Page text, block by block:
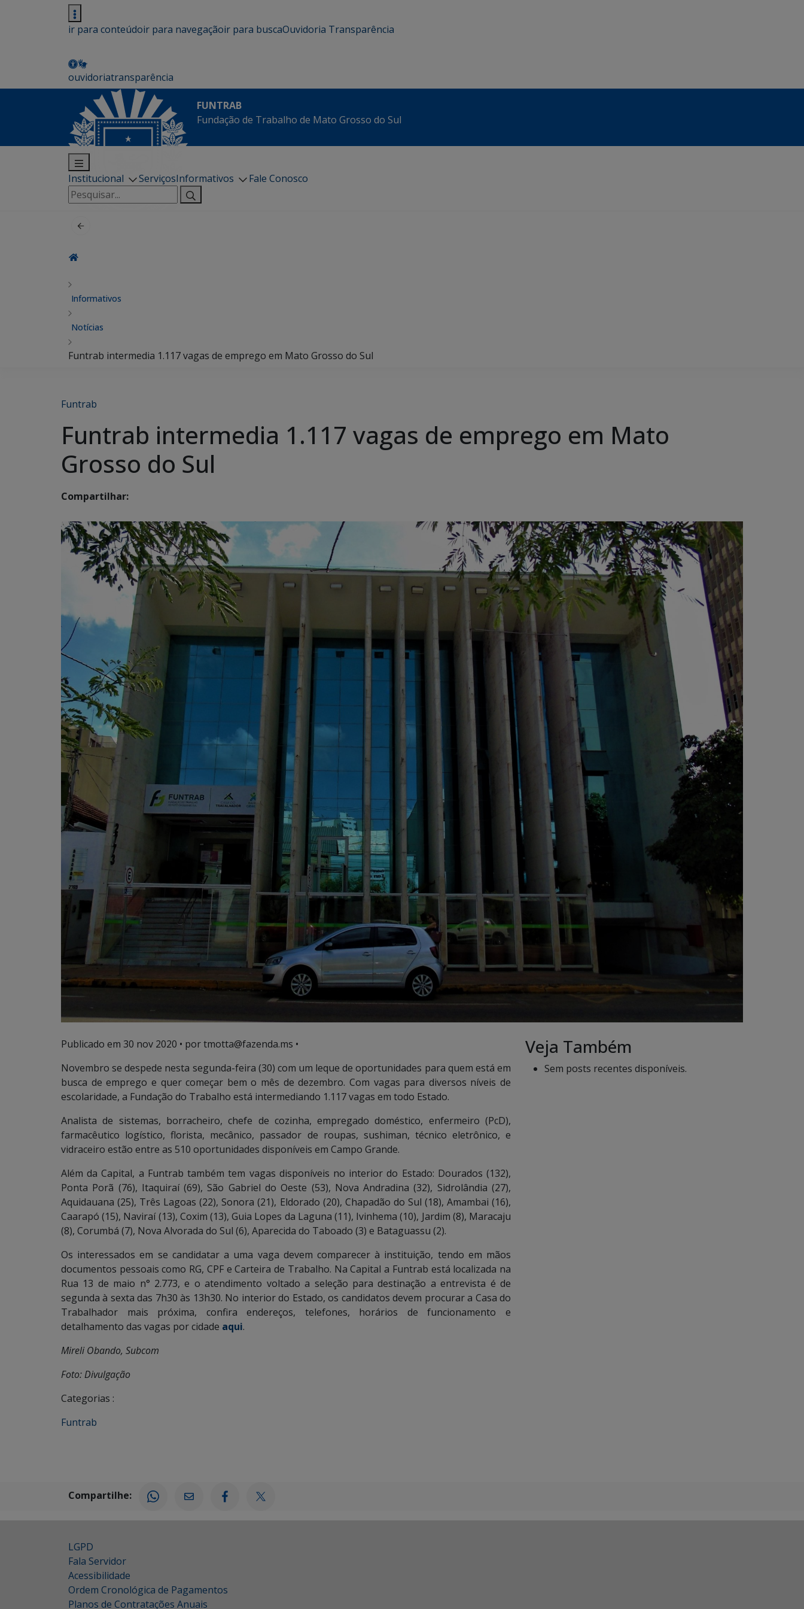
ir para conteúdoir para navegaçãoir para buscaOuvidoria Transparência
ouvidoriatransparência
FUNTRAB
Fundação de Trabalho de Mato Grosso do Sul
Institucional ServiçosInformativos
Fale Conosco
Pesquisar
por:
Informativos
Notícias
Funtrab intermedia 1.117 vagas de emprego em Mato Grosso do Sul
Funtrab
Funtrab intermedia 1.117 vagas de emprego em Mato
Grosso do Sul
Compartilhar:
Publicado em 30 nov 2020 • por tmotta@fazenda.ms •
Novembro se despede nesta segunda-feira (30) com um leque de oportunidades para quem está em
busca de emprego e quer começar bem o mês de dezembro. Com vagas para diversos níveis de
escolaridade, a Fundação do Trabalho está intermediando 1.117 vagas em todo Estado.
Analista de sistemas, borracheiro, chefe de cozinha, empregado doméstico, enfermeiro (PcD),
farmacêutico logístico, florista, mecânico, passador de roupas, sushiman, técnico eletrônico, e
vidraceiro estão entre as 510 oportunidades disponíveis em Campo Grande.
Além da Capital, a Funtrab também tem vagas disponíveis no interior do Estado: Dourados (132),
Ponta Porã (76), Itaquiraí (69), São Gabriel do Oeste (53), Nova Andradina (32), Sidrolândia (27),
Aquidauana (25), Três Lagoas (22), Sonora (21), Eldorado (20), Chapadão do Sul (18), Amambai (16),
Caarapó (15), Naviraí (13), Coxim (13), Guia Lopes da Laguna (11), Ivinhema (10), Jardim (8), Maracaju
(8), Corumbá (7), Nova Alvorada do Sul (6), Aparecida do Taboado (3) e Bataguassu (2).
Os interessados em se candidatar a uma vaga devem comparecer à instituição, tendo em mãos
documentos pessoais como RG, CPF e Carteira de Trabalho. Na Capital a Funtrab está localizada na
Rua 13 de maio n° 2.773, e o atendimento voltado a seleção para destinação a entrevista é de
segunda à sexta das 7h30 às 13h30. No interior do Estado, os candidatos devem procurar a Casa do
Trabalhador mais próxima, confira endereços, telefones, horários de funcionamento e
detalhamento das vagas por cidade aqui.
Mireli Obando, Subcom
Foto: Divulgação
Categorias :
Funtrab
Veja Também
Sem posts recentes disponíveis.
Compartilhe:
LGPD
Fala Servidor
Acessibilidade
Ordem Cronológica de Pagamentos
Planos de Contratações Anuais